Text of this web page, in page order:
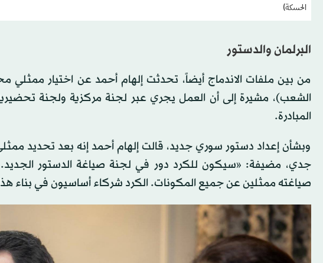
الحسكة)
البرلمان والدستور
من بين ملفات الاندماج أيضاً، تحدثت إلهام أحمد عن اختيار
الشعب)، مشيرة إلى أن العمل يجري عبر لجنة مركزية ولجنة
المبادرة.
وبشأن إعداد دستور سوري جديد، قالت إلهام أحمد إنه بعد تحديد
جدي، مضيفة: «سيكون للكرد دور في لجنة صياغة الدستور
صياغته ممثلين عن جميع المكونات. الكرد شركاء أساسيون في بناء